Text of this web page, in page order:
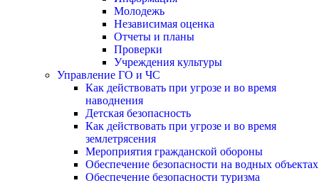
Молодежь
Независимая оценка
Отчеты и планы
Проверки
Учреждения культуры
Управление ГО и ЧС
Как действовать при угрозе и во время
наводнения
Детская безопасность
Как действовать при угрозе и во время
землетрясения
Мероприятия гражданской обороны
Обеспечение безопасности на водных объектах
Обеспечение безопасности туризма